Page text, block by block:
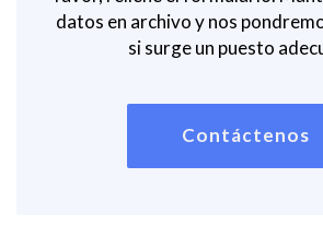
datos en archivo y nos
si surge un puesto
Contáctenos